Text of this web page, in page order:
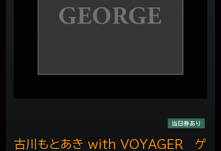
当日券あり
古川もとあき with VOYAGER ゲ